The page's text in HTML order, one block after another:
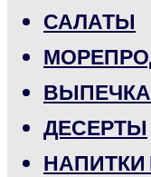
САЛАТЫ
ВЫПЕЧКА
ДЕСЕРТЫ
НАПИТКИ